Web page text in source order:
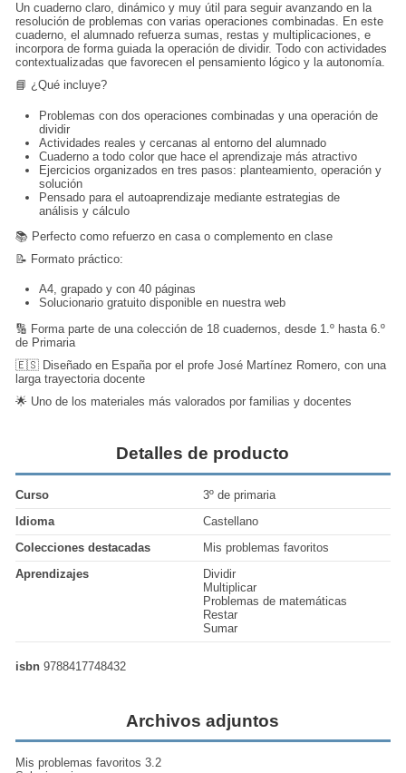
Un cuaderno claro, dinámico y muy útil para seguir avanzando en la
resolución de problemas con varias operaciones combinadas. En este
cuaderno, el alumnado refuerza sumas, restas y multiplicaciones, e
incorpora de forma guiada la operación de dividir. Todo con actividades
contextualizadas que favorecen el pensamiento lógico y la autonomía.
📘 ¿Qué incluye?
Problemas con dos operaciones combinadas y una operación de
dividir
Actividades reales y cercanas al entorno del alumnado
Cuaderno a todo color que hace el aprendizaje más atractivo
Ejercicios organizados en tres pasos: planteamiento, operación y
solución
Pensado para el autoaprendizaje mediante estrategias de
análisis y cálculo
📚 Perfecto como refuerzo en casa o complemento en clase
📝 Formato práctico:
A4, grapado y con 40 páginas
Solucionario gratuito disponible en nuestra web
🔢 Forma parte de una colección de 18 cuadernos, desde 1.º hasta 6.º
de Primaria
🇪🇸 Diseñado en España por el profe José Martínez Romero, con una
larga trayectoria docente
🌟 Uno de los materiales más valorados por familias y docentes
Detalles de producto
Curso
3º de primaria
Idioma
Castellano
Colecciones destacadas
Mis problemas favoritos
Aprendizajes
Dividir
Multiplicar
Problemas de matemáticas
Restar
Sumar
isbn 9788417748432
Archivos adjuntos
Mis problemas favoritos 3.2